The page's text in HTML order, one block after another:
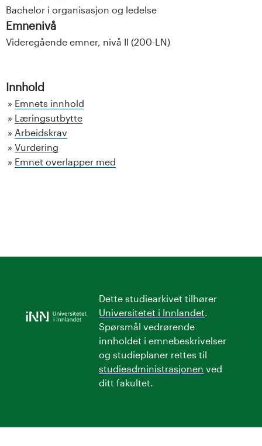
Bachelor i organisasjon og ledelse
Emnenivå
Videregående emner, nivå II (200-LN)
Innhold
Emnets innhold
Læringsutbytte
Arbeidskrav
Vurdering
Emnet overlapper med
Dette studiearkivet tilhører
Universitetet i Innlandet.
Spørsmål vedrørende
innholdet i emnebeskrivelser
og studieplaner rettes til
studieadministrasjonen ved
ditt fakultet.